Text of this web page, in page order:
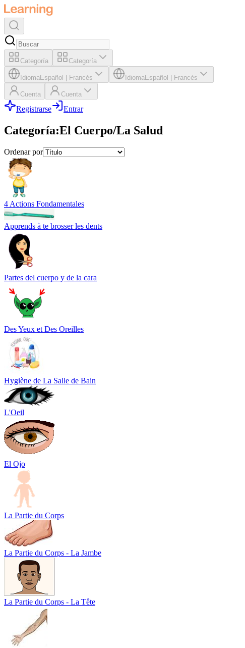
Categoría Categoría
IdiomaEspañol Francés IdiomaEspañol Francés
Cuenta Cuenta
Registrarse Entrar
Categoría:El Cuerpo/La Salud
Ordenar por
4 Actions Fondamentales
Apprends à te brosser les dents
Partes del cuerpo y de la cara
Des Yeux et Des Oreilles
Hygiène de La Salle de Bain
L'Oeil
El Ojo
La Partie du Corps
La Partie du Corps - La Jambe
La Partie du Corps - La Tête